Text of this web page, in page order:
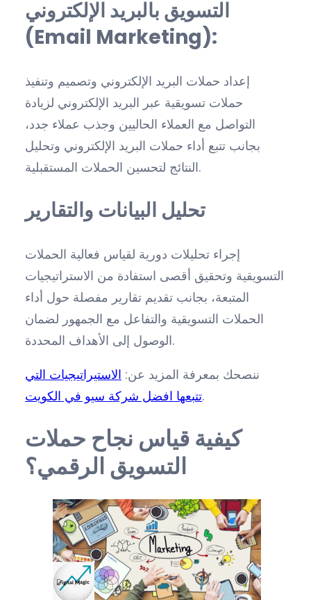
التسويق بالبريد الإلكتروني
(Email Marketing):
إعداد حملات البريد الإلكتروني وتصميم وتنفيذ
حملات تسويقية عبر البريد الإلكتروني لزيادة
التواصل مع العملاء الحاليين وجذب عملاء جدد،
بجانب تتبع أداء حملات البريد الإلكتروني وتحليل
النتائج لتحسين الحملات المستقبلية.
تحليل البيانات والتقارير
إجراء تحليلات دورية لقياس فعالية الحملات
التسويقية وتحقيق أقصى استفادة من الاستراتيجيات
المتبعة، بجانب تقديم تقارير مفصلة حول أداء
الحملات التسويقية والتفاعل مع الجمهور لضمان
الوصول إلى الأهداف المحددة.
ننصحك بمعرفة المزيد عن: الاستيراتيجيات التي
تتبعها افضل شركة سيو في الكويت.
كيفية قياس نجاح حملات
التسويق الرقمي؟